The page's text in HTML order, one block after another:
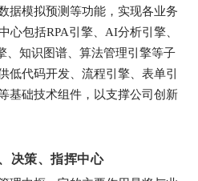
据模拟预测等功能，实现各业务
心包括RPA引擎、AI分析引擎、
、知识图谱、算法管理引擎等子
低代码开发、流程引擎、表单引
基础技术组件，以支撑公司创新
决策、指挥中心